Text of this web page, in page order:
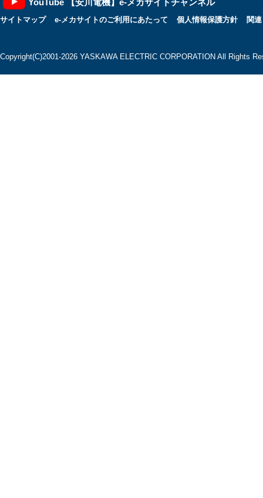
サイトマップ e-メカサイトのご利用にあたって 個人情報保護方針 関
Copyright(C)2001‐2026 YASKAWA ELECTRIC CORPORATION All Rights